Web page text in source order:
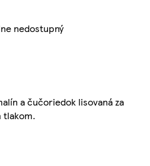
nedostupný
a čučoriedok lisovaná za
tlakom.